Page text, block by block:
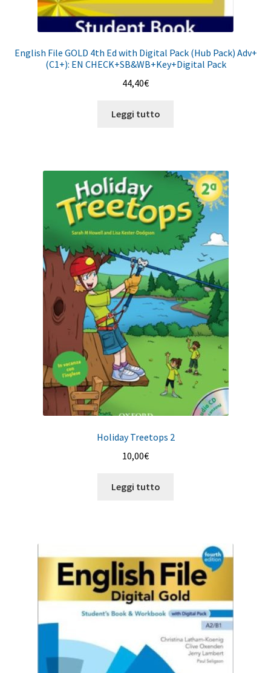
English File GOLD 4th Ed with Digital Pack (Hub Pack) Adv+
(C1+): EN CHECK+SB&WB+Key+Digital Pack
44,40€
Leggi tutto
Holiday Treetops 2
10,00€
Leggi tutto